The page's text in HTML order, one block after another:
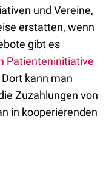
und Vereine,
erstatten, wenn
gibt es
Patienteninitiative
Dort kann man
Zuzahlungen von
in kooperierenden